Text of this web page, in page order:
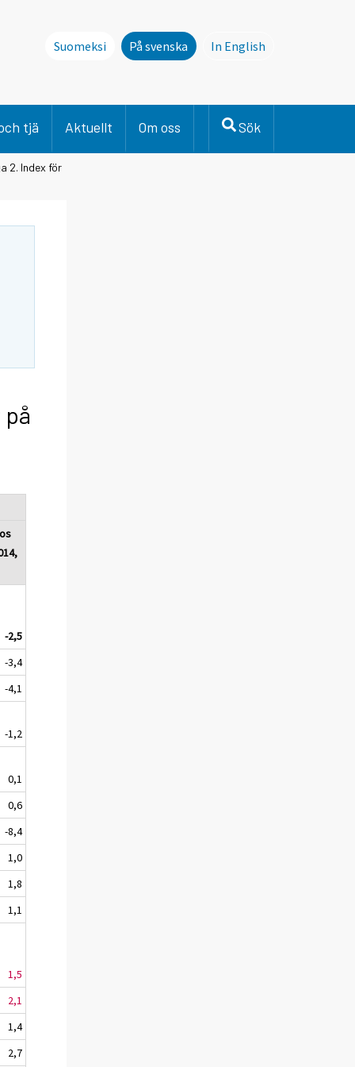
Suomeksi På svenska
In English
tjä Aktuellt Om oss Sök
2. Index för
-2,5
-3,4
-4,1
-1,2
0,1
0,6
-8,4
1,0
1,8
1,1
1,5
2,1
1,4
2,7